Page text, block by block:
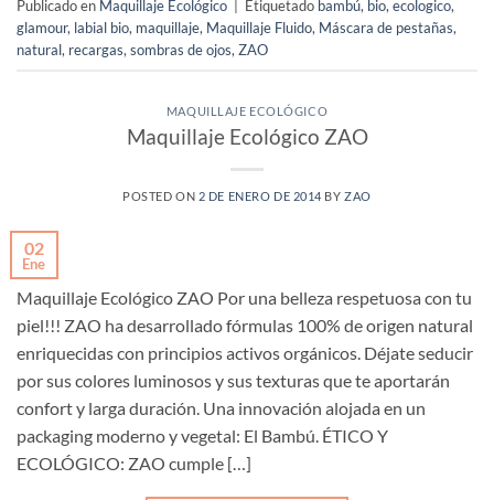
Publicado en Maquillaje Ecológico Etiquetado bambú, bio,ecologico,
glamour, labial bio, maquillaje, Maquillaje Fluido, Máscara de pestañas,
natural, recargas,sombras de ojos,ZAO
MAQUILLAJE ECOLÓGICO
Maquillaje Ecológico ZAO
POSTED ON 2 DE ENERO DE 2014 BYZAO
02
Ene
Maquillaje Ecológico ZAO Por una belleza respetuosa con tu
piel!!! ZAO ha desarrollado fórmulas 100% de origen natural
enriquecidas con principios activos orgánicos. Déjate seducir
por sus colores luminosos y sus texturas que te aportarán
confort y larga duración. Una innovación alojada en un
packaging moderno y vegetal: El Bambú. ÉTICO Y
ECOLÓGICO: ZAO cumple […]